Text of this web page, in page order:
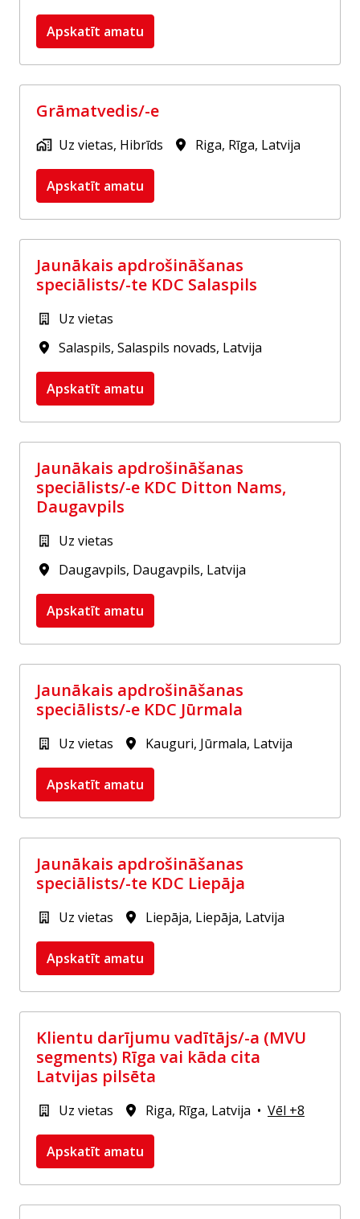
Apskatīt amatu
Grāmatvedis/-e
Uz vietas, Hibrīds Riga, Rīga, Latvija
Apskatīt amatu
Jaunākais apdrošināšanas
speciālists/-te KDC Salaspils
Uz vietas
Salaspils, Salaspils novads, Latvija
Apskatīt amatu
Jaunākais apdrošināšanas
speciālists/-e KDC Ditton Nams,
Daugavpils
Uz vietas
Daugavpils, Daugavpils, Latvija
Apskatīt amatu
Jaunākais apdrošināšanas
speciālists/-e KDC Jūrmala
Uz vietas Kauguri, Jūrmala, Latvija
Apskatīt amatu
Jaunākais apdrošināšanas
speciālists/-te KDC Liepāja
Uz vietas Liepāja, Liepāja, Latvija
Apskatīt amatu
Klientu darījumu vadītājs/-a (MVU
segments) Rīga vai kāda cita
Latvijas pilsēta
Uz vietas Riga, Rīga, Latvija • Vēl +8
Apskatīt amatu